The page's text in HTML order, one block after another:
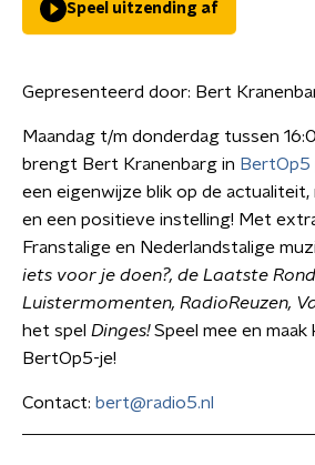
Speel uitzending af
Gepresenteerd door: Bert
Maandag t/m donderdag tussen
brengt Bert Kranenbarg in BertOp5
een eigenwijze blik op de actualiteit,
en een positieve instelling! Met
Franstalige en Nederlandstalige
iets voor je doen?, de Laatste
Luistermomenten, RadioReuzen,
het spel Dinges!Speel mee en maak
BertOp5-je!
Contact: bert@radio5.nl